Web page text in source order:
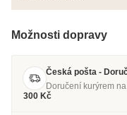
Možnosti dopravy
Česká pošta -
Doručení kurýrem
300 Kč